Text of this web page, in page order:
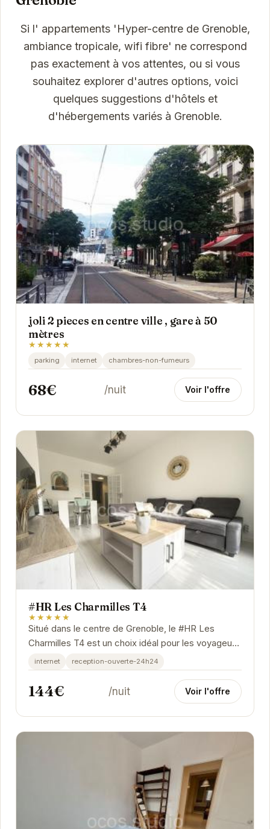
Si l' appartements 'Hyper-centre de Grenoble,
ambiance tropicale, wifi fibre' ne correspond
pas exactement à vos attentes, ou si vous
souhaitez explorer d'autres options, voici
quelques suggestions d'hôtels et
d'hébergements variés à Grenoble.
joli 2 pieces en centre ville , gare à 50
mètres
★★★★★
parking internet chambres-non-fumeurs
68€ /nuit Voir l'offre
#HR Les Charmilles T4
★★★★★
Situé dans le centre de Grenoble, le #HR Les
Charmilles T4 est un choix idéal pour les voyageurs
en quête de confort et de commodité. Avec un...
internet reception-ouverte-24h24
144€ /nuit Voir l'offre